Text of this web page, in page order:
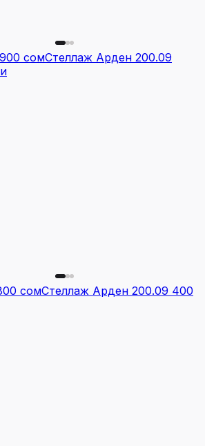
сомСтеллаж Арден 200.09
сомСтеллаж Арден 200.09 400